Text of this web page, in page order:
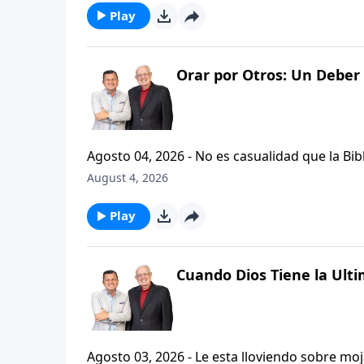
Play
Orar por Otros: Un Deber
Agosto 04, 2026 - No es casualidad que la Biblia contenga
profetas, apostoles...de gente comun y
especifica.
August 4, 2026
Play
Cuando Dios Tiene la
Agosto 03, 2026 - Le esta lloviendo sobre mojado? Siente que el dolor y el sufrimiento se han